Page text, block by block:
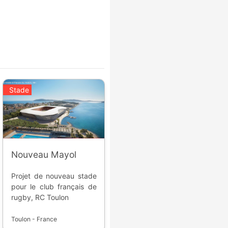
Stade
Nouveau Mayol
Projet de nouveau stade
pour le club français de
rugby, RC Toulon
Toulon - France